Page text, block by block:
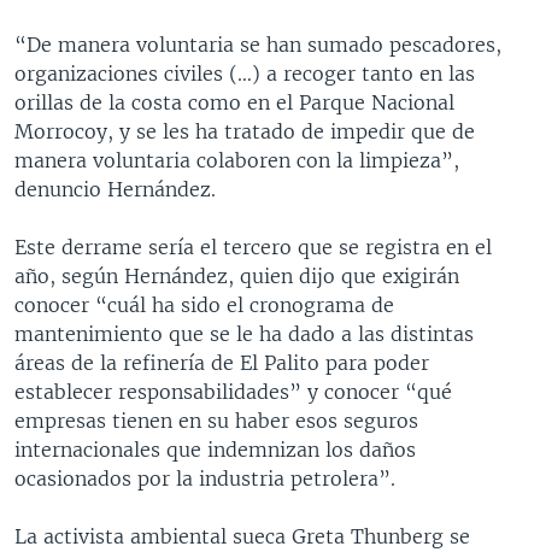
“De manera voluntaria se han sumado pescadores,
organizaciones civiles (…) a recoger tanto en las
orillas de la costa como en el Parque Nacional
Morrocoy, y se les ha tratado de impedir que de
manera voluntaria colaboren con la limpieza”,
denuncio Hernández.
Este derrame sería el tercero que se registra en el
año, según Hernández, quien dijo que exigirán
conocer “cuál ha sido el cronograma de
mantenimiento que se le ha dado a las distintas
áreas de la refinería de El Palito para poder
establecer responsabilidades” y conocer “qué
empresas tienen en su haber esos seguros
internacionales que indemnizan los daños
ocasionados por la industria petrolera”.
La activista ambiental sueca Greta Thunberg se